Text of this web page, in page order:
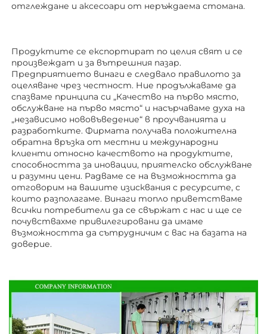
отглеждане и аксесоари от неръждаема стомана.
Продуктите се експортират по целия свят и се
произвеждат и за вътрешния пазар.
Предприятието винаги е следвало правилото за
оцеляване чрез честност. Ние продължаваме да
спазваме принципа си „Качество на първо място,
обслужване на първо място“ и насърчаваме духа на
„независимо нововъведение“ в проучванията и
разработките. Фирмата получава положителна
обратна връзка от местни и международни
клиенти относно качеството на продуктите,
способността за иновации, приятелско обслужване
и разумни цени. Радваме се на възможността да
отговорим на вашите изисквания с ресурсите, с
които разполагаме. Винаги топло приветстваме
всички потребители да се свържат с нас и ще се
почувствахме привилегировани да имаме
възможността да сътрудничим с вас на базата на
доверие.